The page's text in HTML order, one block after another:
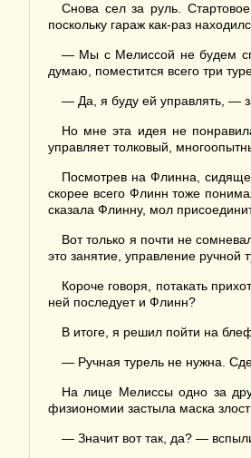
Снова сел за руль.
поскольку гараж как-раз
— Мы с Мелиссой не будем
думаю, поместится всего три
— Да, я буду ей управлять, —
Но мне эта идея не
управляет толковый,
Посмотрев на Флинна,
скорее всего Флинн тоже
сказала Флинну, мол
Вот только я почти не
это занятие, управление ручной
Короче говоря, потакать
ней последует и Флинн?
В итоге, я решил пойти на
— Ручная турель не нужна.
На лице Мелиссы одно за
физиономии застыла маска
— Значит вот так, да? —